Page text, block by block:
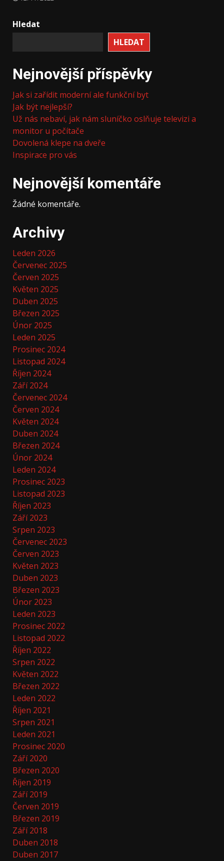
Hledat
HLEDAT
Nejnovější příspěvky
Jak si zařídit moderní ale funkční byt
Jak být nejlepší?
Už nás nebaví, jak nám sluníčko oslňuje televizi a
monitor u počítače
Dovolená klepe na dveře
Inspirace pro vás
Nejnovější komentáře
Žádné komentáře.
Archivy
Leden 2026
Červenec 2025
Červen 2025
Květen 2025
Duben 2025
Březen 2025
Únor 2025
Leden 2025
Prosinec 2024
Listopad 2024
Říjen 2024
Září 2024
Červenec 2024
Červen 2024
Květen 2024
Duben 2024
Březen 2024
Únor 2024
Leden 2024
Prosinec 2023
Listopad 2023
Říjen 2023
Září 2023
Srpen 2023
Červenec 2023
Červen 2023
Květen 2023
Duben 2023
Březen 2023
Únor 2023
Leden 2023
Prosinec 2022
Listopad 2022
Říjen 2022
Srpen 2022
Květen 2022
Březen 2022
Leden 2022
Říjen 2021
Srpen 2021
Leden 2021
Prosinec 2020
Září 2020
Březen 2020
Říjen 2019
Září 2019
Červen 2019
Březen 2019
Září 2018
Duben 2018
Duben 2017